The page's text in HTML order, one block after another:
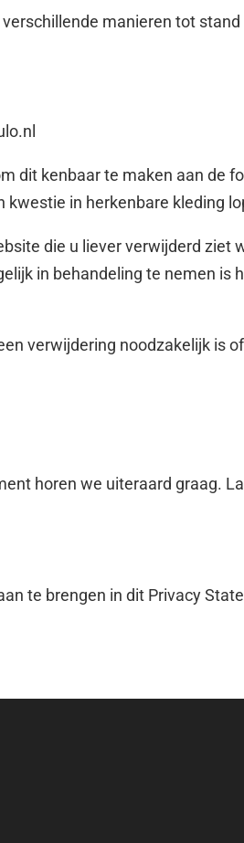
manieren tot
dit kenbaar te maken aan de
kwestie in herkenbare kleding
die u liever verwijderd ziet
in behandeling te nemen is
verwijdering noodzakelijk is
horen we uiteraard graag.
te brengen in dit Privacy